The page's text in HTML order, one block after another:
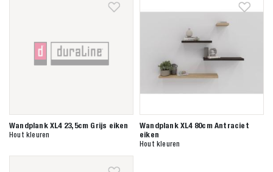
Wandplank XL4 23,5cm Grijs eiken
Hout kleuren
Wandplank XL4 80cm Antraciet
eiken
Hout kleuren